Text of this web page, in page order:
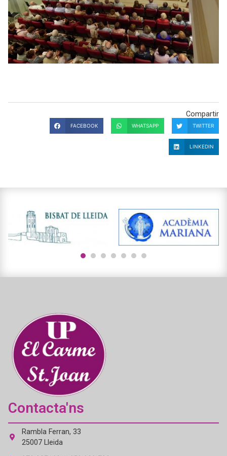
Compartir
FACEBOOK WHATSAPP TWITTER
LINKEDIN
Contacta'ns
Rambla Ferran, 33
25007 Lleida